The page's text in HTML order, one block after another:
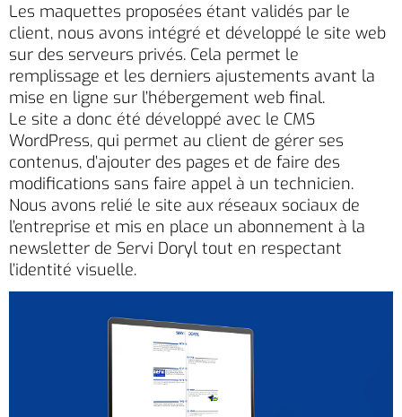
Les maquettes proposées étant validés par le
client, nous avons intégré et développé le site web
sur des serveurs privés. Cela permet le
remplissage et les derniers ajustements avant la
mise en ligne sur l’hébergement web final.
Le site a donc été développé avec le CMS
WordPress, qui permet au client de gérer ses
contenus, d’ajouter des pages et de faire des
modifications sans faire appel à un technicien.
Nous avons relié le site aux réseaux sociaux de
l’entreprise et mis en place un abonnement à la
newsletter de Servi Doryl tout en respectant
l’identité visuelle.